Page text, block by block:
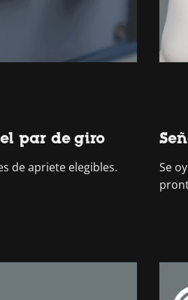
par de giro
de apriete elegibles.
Se